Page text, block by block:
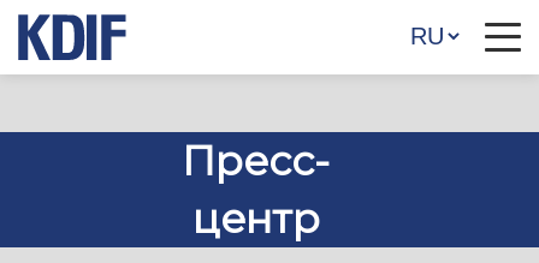
Пресс-
центр